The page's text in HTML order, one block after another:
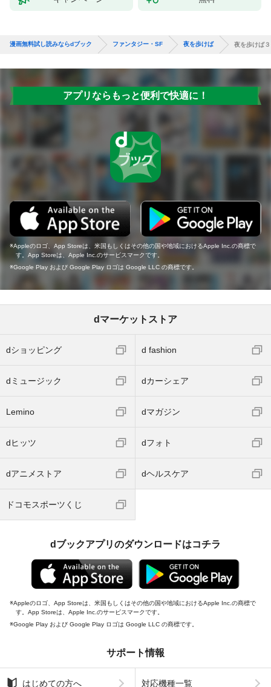
漫画無料試し読みならdブック ファンタジー・SF 夜を歩けば 夜を歩けば
アプリならもっと便利で快適に！
Appleのロゴ、App Storeは、米国もしくはその他の国や地域におけるApple Inc.の商標で
す。App Storeは、Apple Inc.のサービスマークです。
Google Play および Google Play ロゴは Google LLC の商標です。
dマーケットストア
dショッピング d fashion
dミュージック dカーシェア
Lemino dマガジン
dヒッツ dフォト
dアニメストア dヘルスケア
ドコモスポーツくじ
dブックアプリのダウンロードはコチラ
Appleのロゴ、App Storeは、米国もしくはその他の国や地域におけるApple Inc.の商標で
す。App Storeは、Apple Inc.のサービスマークです。
Google Play および Google Play ロゴは Google LLC の商標です。
サポート情報
はじめての方へ 対応機種一覧